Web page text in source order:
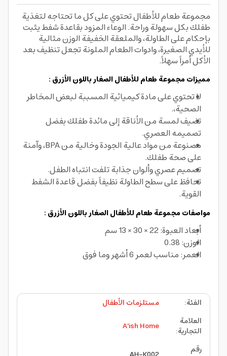
مجموعة طعام للأطفال تحتوي على كل ما تحتاجه لتغذية
طفلك بكل سهولة وراحة. الوعاء المزود بقاعدة شفط يثبت
بإحكام على الطاولة، والملعقة الخفيفة الوزن مثالية
للأيدي الصغيرة، وادوات الطعام الملونة تجعل تنظيف بعد
الأكل أمراً سهلاً.
مميزات مجموعة طعام للأطفال الصغار باللون الأزرق :
لا تحتوي على مادة كيميائية المسببة لبعض المخاطر
الصحية،.
تضيف لمسة من الأناقة إلى مائدة طفلك بفضل
تصميمه العصري.
مصنوعة من مواد عالية الجودة وخالية من BPA، وآمنة
على صحة طفلك.
تصميم عصري وألوان جذابة تلفت انتباه الطفل.
تحافظ على سطح الطاولة نظيفاً بفضل قاعدة الشفط
القوية.
مواصفات مجموعة طعام للأطفال الصغار باللون الأزرق :
أبعاد العبوة: 22 × 30 × 13 سم
الوزن: 0.38
العمر: مناسب لعمر 6 أشهر وما فوق
الفئة:
مستلزمات الأطفال
العلامة
التجارية:
A'ish Home
رقم